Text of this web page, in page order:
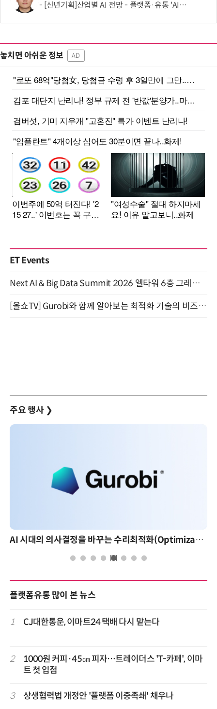
[신년기획]산업별 AI 전망 - 플랫폼·유통 'AI 에이전트 시대' 개막
놓치면 아쉬운 정보 AD
ET Events
Next AI & Big Data Summit 2026 엘타워 6층 그레이스홀 개최 (9/18)
[올쇼TV] Gurobi와 함께 알아보는 최적화 기술의 비즈니스 활용 (8월 20일 생방송)
주요 행사 ❯
AI 시대의 의사결정을 바꾸는 수리최적화(Optimization): 실제 산업 적용 사례와 활용 전략
플랫폼유통 많이 본 뉴스
1 CJ대한통운, 이마트24 택배 다시 맡는다
2
1000원 커피·45㎝ 피자…트레이더스 'T-카페', 이마
트 첫 입점
3 상생협력법 개정안 '플랫폼 이중족쇄' 채우나